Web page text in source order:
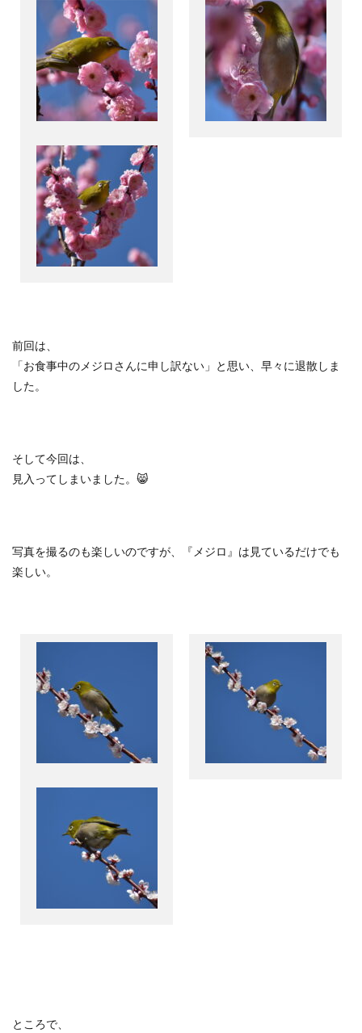
前回は、
「お食事中のメジロさんに申し訳ない」と思い、早々に退散しま
した。
そして今回は、
見入ってしまいました。😸
写真を撮るのも楽しいのですが、『メジロ』は見ているだけでも
楽しい。
ところで、